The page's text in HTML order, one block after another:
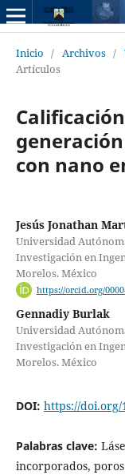
Inicio / Archivos /
Artículos
con nano
Jesús Jonathan
Universidad
Investigación en
Morelos. México
https://orcid.org/
Gennadiy Burlak
Universidad
Investigación en
Morelos. México
DOI: https://doi.org/
Palabras clave:
incorporados,